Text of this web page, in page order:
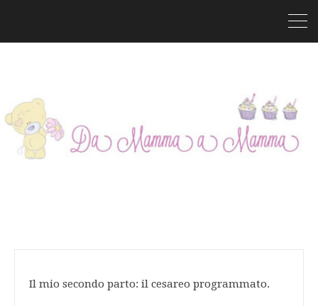
Il mio secondo parto: il cesareo programmato.